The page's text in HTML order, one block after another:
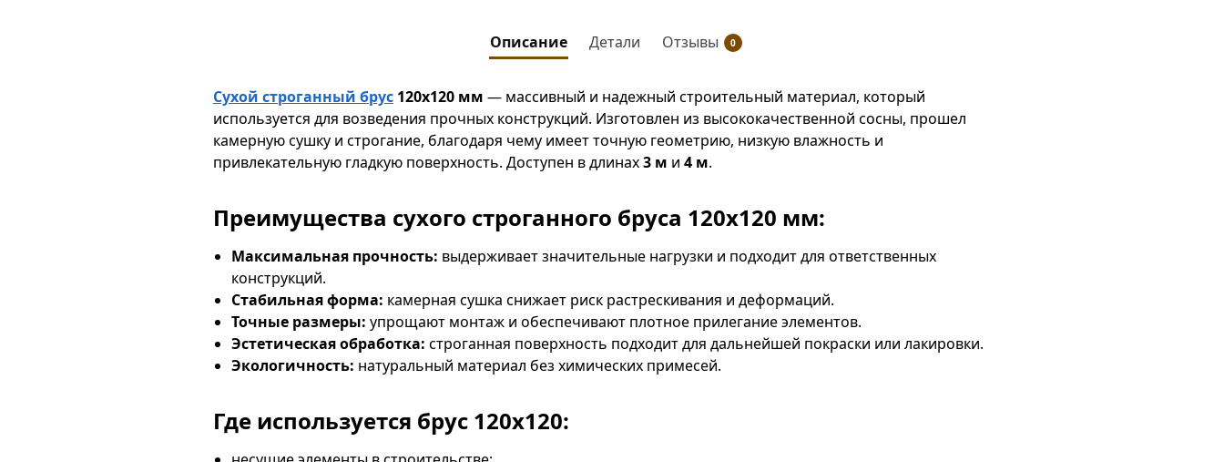
Описание Детали Отзывы 0
Сухой строганный брус120х120 мм — массивный и надежный строительный материал, который
используется для возведения прочных конструкций. Изготовлен из высококачественной сосны, прошел
камерную сушку и строгание, благодаря чему имеет точную геометрию, низкую влажность и
привлекательную гладкую поверхность. Доступен в длинах3 м и 4 м.
Преимущества сухого строганного бруса 120х120 мм:
Максимальная прочность: выдерживает значительные нагрузки и подходит для ответственных
конструкций.
Стабильная форма: камерная сушка снижает риск растрескивания и деформаций.
Точные размеры: упрощают монтаж и обеспечивают плотное прилегание элементов.
Эстетическая обработка: строганная поверхность подходит для дальнейшей покраски или лакировки.
Экологичность: натуральный материал без химических примесей.
Где используется брус 120х120: